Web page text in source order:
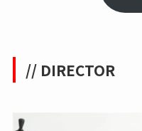
// DIRECTOR